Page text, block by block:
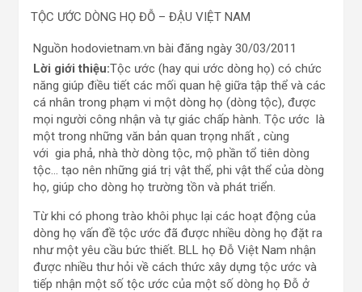
TỘC ƯỚC DÒNG HỌ ĐỖ – ĐẬU VIỆT NAM
Nguồn hodovietnam.vn bài đăng ngày 30/03/2011
Lời giới thiệu:Tộc ước (hay qui ước dòng họ) có chức
năng giúp điều tiết các mối quan hệ giữa tập thể và các
cá nhân trong phạm vi một dòng họ (dòng tộc), được
mọi người công nhận và tự giác chấp hành. Tộc ước là
một trong những văn bản quan trọng nhất , cùng
với gia phả, nhà thờ dòng tộc, mộ phần tổ tiên dòng
tộc… tạo nên những giá trị vật thể, phi vật thể của dòng
họ, giúp cho dòng họ trường tồn và phát triển.
Từ khi có phong trào khôi phục lại các hoạt động của
dòng họ vấn đề tộc ước đã được nhiều dòng họ đặt ra
như một yêu cầu bức thiết. BLL họ Đỗ Việt Nam nhận
được nhiều thư hỏi về cách thức xây dựng tộc ước và
tiếp nhận một số tộc ước của một số dòng họ Đỗ ở